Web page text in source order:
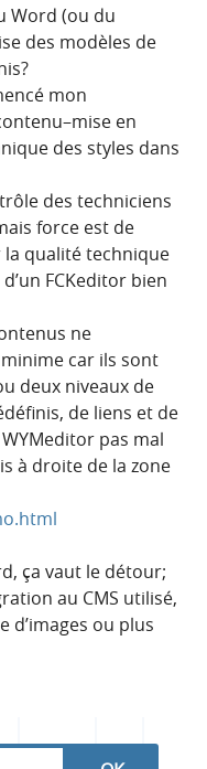
Word (ou du
des modèles de
mon
en
des styles dans
des techniciens
force est de
qualité technique
FCKeditor bien
ne
car ils sont
deux niveaux de
de liens et de
pas mal
à droite de la zone
ça vaut le détour;
au CMS utilisé,
d’images ou plus